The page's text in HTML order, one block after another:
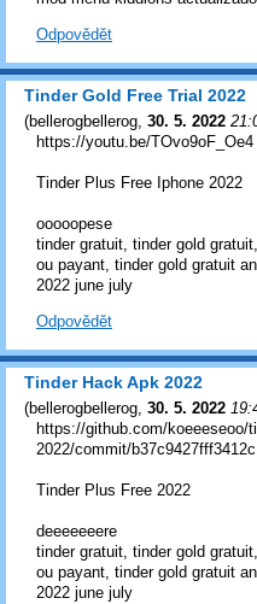
Odpovědět
Tinder Gold Free Trial 2022
(bellerogbellerog, 30. 5. 2022
https://youtu.be/TOvo9oF_Oe4
Tinder Plus Free Iphone 2022
ooooopese
tinder gratuit, tinder gold
ou payant, tinder gold gratuit
2022 june july
Odpovědět
Tinder Hack Apk 2022
(bellerogbellerog, 30. 5. 2022
https://github.com/koeeeseoo/
2022/commit/
Tinder Plus Free 2022
deeeeeeere
tinder gratuit, tinder gold
ou payant, tinder gold gratuit
2022 june july